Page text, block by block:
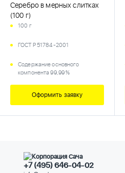
Серебро в мерных слитках
(100 г)
100 г
ГОСТ Р 51784-2001
Содержание основного
компонента 99,99 %
Оформить заявку
+7 (495) 646-04-02